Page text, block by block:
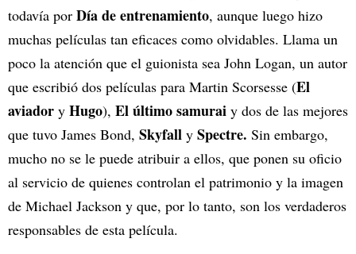
todavía por Día de entrenamiento, aunque luego hizo
muchas películas tan eficaces como olvidables. Llama un
poco la atención que el guionista sea John Logan, un autor
que escribió dos películas para Martin Scorsesse (El
aviador y Hugo), El último samurai y dos de las mejores
que tuvo James Bond, Skyfall y Spectre. Sin embargo,
mucho no se le puede atribuir a ellos, que ponen su oficio
al servicio de quienes controlan el patrimonio y la imagen
de Michael Jackson y que, por lo tanto, son los verdaderos
responsables de esta película.